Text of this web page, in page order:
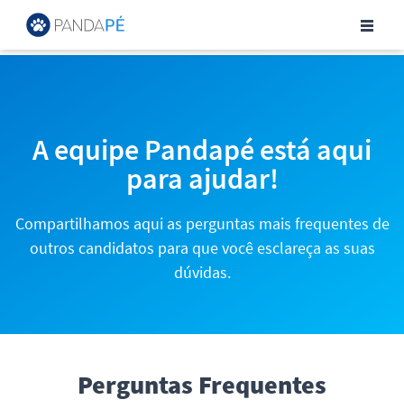
Central de Ajuda para
A equipe Pandapé está aqui
para ajudar!
Compartilhamos aqui as perguntas mais frequentes de
outros candidatos para que você esclareça as suas
dúvidas.
Perguntas Frequentes